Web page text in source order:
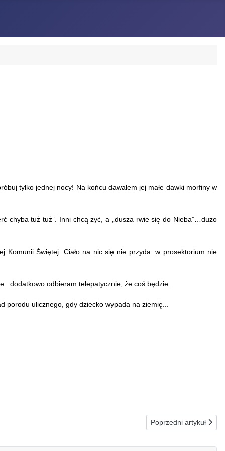
tylko jednej nocy! Na końcu dawałem jej małe dawki morfiny w
chyba tuż tuż”. Inni chcą żyć, a „dusza rwie się do Nieba”…dużo
Komunii Świętej. Ciało na nic się nie przyda: w prosektorium nie
odbieram telepatycznie, że coś będzie.
porodu ulicznego, gdy dziecko wypada na ziemię...
Następna strona:
Poprzedni artykuł